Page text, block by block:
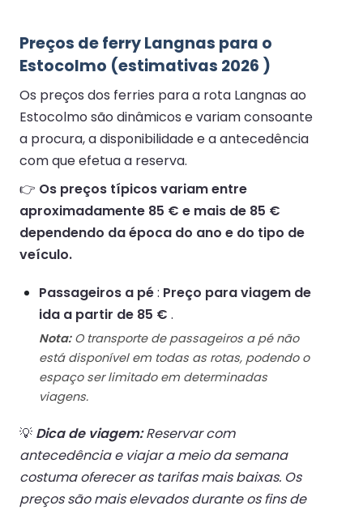
Preços de ferry Langnas para o
Estocolmo (estimativas 2026 )
Os preços dos ferries para a rota Langnas ao
Estocolmo são dinâmicos e variam consoante
a procura, a disponibilidade e a antecedência
com que efetua a reserva.
👉 Os preços típicos variam entre
aproximadamente 85 € e mais de 85 €
dependendo da época do ano e do tipo de
veículo.
Passageiros a pé: Preço para viagem de
ida a partir de 85 € .
Nota:O transporte de passageiros a pé não
está disponível em todas as rotas, podendo o
espaço ser limitado em determinadas
viagens.
💡 Dica de viagem:Reservar com
antecedência e viajar a meio da semana
costuma oferecer as tarifas mais baixas. Os
preços são mais elevados durante os fins de